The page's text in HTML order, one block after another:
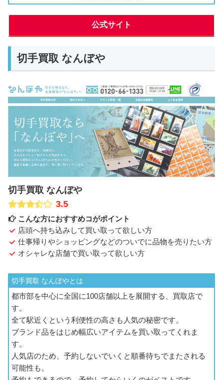
公式サイト
切手買取 なんぼや
切手買取 なんぼや
3.5
こんな方におすすめコがポイント
店頭へ持ち込みして買い取って欲しい方
仕事帰りやショッピングなどのついでに品物を売りたい方
オシャレな店舗で買い取って欲しい方
切手買取 なんぼやとは
都市部を中心に全国に100店舗以上を展開する、買取店で
す。
全て駅近くという利便性の高さも人気の秘密です。
ブランド品をはじめ幅広いアイテムを買い取ってくれま
す。
人気店のため、予約しないでいくと順番待ちでまたされる
可能性も。